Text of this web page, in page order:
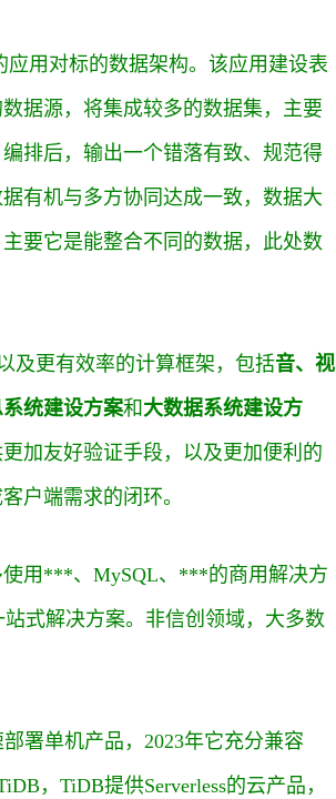
应用对标的数据架构。该应用建设表
据源，将集成较多的数据集，主要
排后，输出一个错落有致、规范得
有机与多方协同达成一致，数据大
要它是能整合不同的数据，此处数
及更有效率的计算框架，包括音、视
统建设方案和 大数据系统建设方
加友好验证手段，以及更加便利的
户端需求的闭环。
用***、MySQL、***的商用解决方
式解决方案。非信创领域，大多数
署单机产品，2023年它充分兼容
，TiDB提供Serverless的云产品，